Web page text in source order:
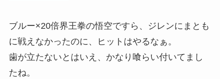
ブルー×20倍界王拳の悟空ですら、ジレンにまとも
に戦えなかったのに、ヒットはやるなぁ。
歯が立たないとはいえ、かなり喰らい付いてまし
たね。